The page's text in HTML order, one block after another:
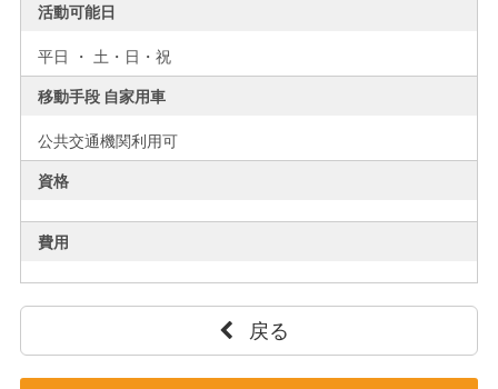
活動可能日
平日 ・ 土・日・祝
移動手段 自家用車
公共交通機関利用可
資格
費用
戻る